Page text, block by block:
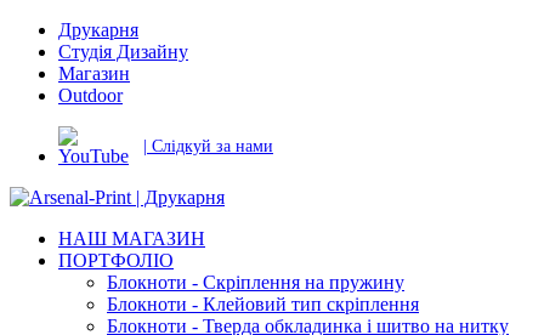
Друкарня
Студія Дизайну
Магазин
Outdoor
| Слідкуй за нами
НАШ МАГАЗИН
ПОРТФОЛІО
Блокноти - Скріплення на пружину
Блокноти - Клейовий тип скріплення
Блокноти - Тверда обкладинка і шитво на нитку